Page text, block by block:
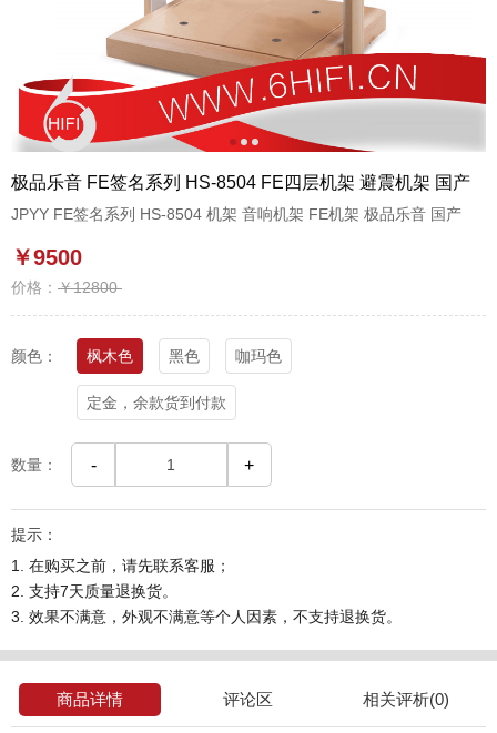
12 3
极品乐音 FE签名系列 HS-8504 FE四层机架 避震机架 国产
JPYY FE签名系列 HS-8504 机架 音响机架 FE机架 极品乐音 国产
￥9500
价格： ￥12800
颜色： 枫木色 黑色 咖玛色
定金，余款货到付款
数量： - +
提示：
1. 在购买之前，请先联系客服；
2. 支持7天质量退换货。
3. 效果不满意，外观不满意等个人因素，不支持退换货。
商品详情 评论区 相关评析(0)